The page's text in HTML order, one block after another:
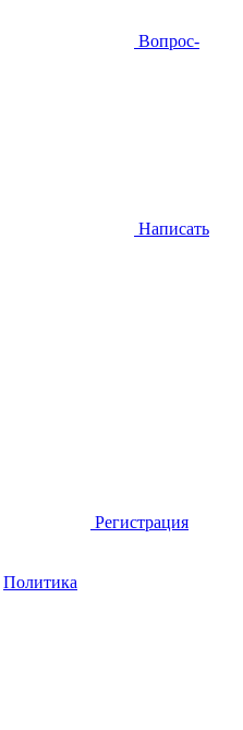
Вопрос-
Написать
Регистрация
Политика